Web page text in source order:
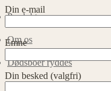
Produkter
Om os
Dødsboer ryddes
Din e-mail
Emne
Din besked (valgfri)